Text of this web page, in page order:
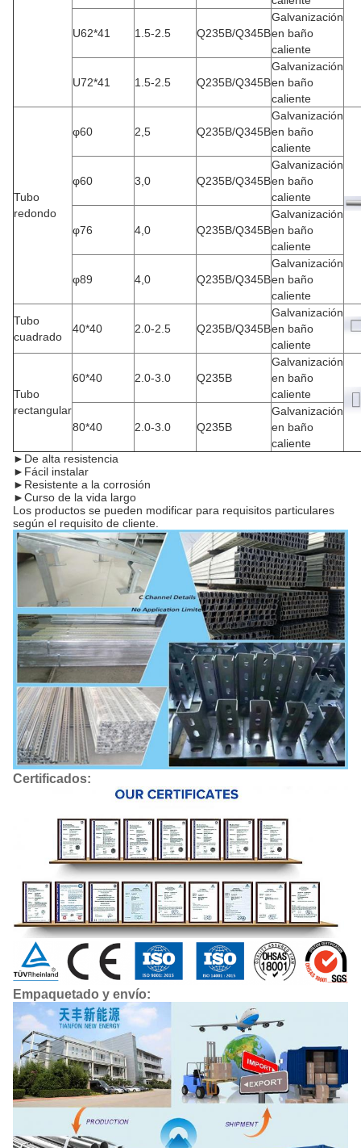
U62*41 1.5-2.5 Q235B/Q345B
Galvanización
en baño
caliente
U72*41 1.5-2.5 Q235B/Q345B
Galvanización
en baño
caliente
Tubo
redondo
φ60 2,5 Q235B/Q345B
Galvanización
en baño
caliente
φ60 3,0 Q235B/Q345B
Galvanización
en baño
caliente
φ76 4,0 Q235B/Q345B
Galvanización
en baño
caliente
φ89 4,0 Q235B/Q345B
Galvanización
en baño
caliente
Tubo
cuadrado
40*40 2.0-2.5 Q235B/Q345B
Galvanización
en baño
caliente
Tubo
rectangular
60*40 2.0-3.0 Q235B
Galvanización
en baño
caliente
80*40 2.0-3.0 Q235B
Galvanización
en baño
caliente
► De alta resistencia
► Fácil instalar
► Resistente a la corrosión
►Curso de la vida largo
Los productos se pueden modificar para requisitos particulares
según el requisito de cliente.
Certificados:
Empaquetado y envío: